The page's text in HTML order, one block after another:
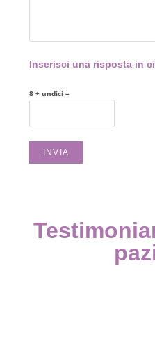
Inserisci una risposta in
8 + undici =